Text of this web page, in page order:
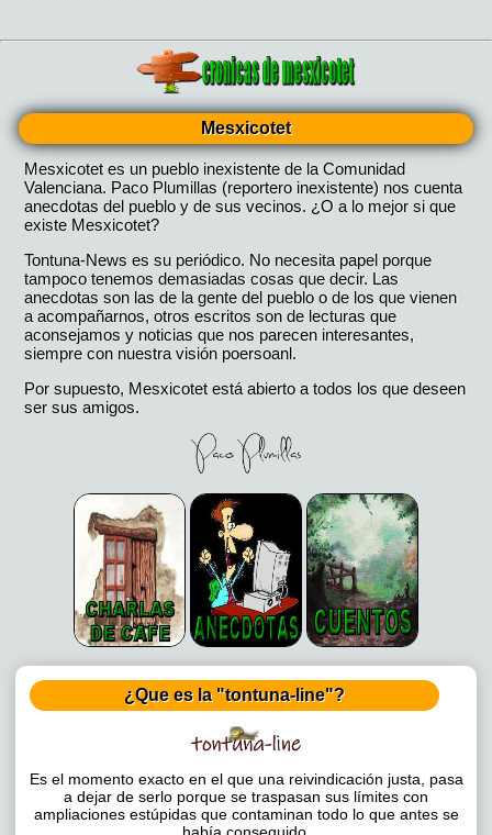
Mesxicotet
Mesxicotet es un pueblo inexistente de la Comunidad
Valenciana. Paco Plumillas (reportero inexistente) nos cuenta
anecdotas del pueblo y de sus vecinos. ¿O a lo mejor si que
existe Mesxicotet?
Tontuna-News es su periódico. No necesita papel porque
tampoco tenemos demasiadas cosas que decir. Las
anecdotas son las de la gente del pueblo o de los que vienen
a acompañarnos, otros escritos son de lecturas que
aconsejamos y noticias que nos parecen interesantes,
siempre con nuestra visión poersoanl.
Por supuesto, Mesxicotet está abierto a todos los que deseen
ser sus amigos.
¿Que es la "tontuna-line"?
Es el momento exacto en el que una reivindicación justa, pasa
a dejar de serlo porque se traspasan sus límites con
ampliaciones estúpidas que contaminan todo lo que antes se